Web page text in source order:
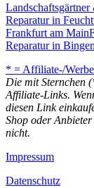
Reparatur in
Frankfurt am Main
Reparatur in
* = Affiliate-/
Die mit Sternchen
Affiliate-Links.
diesen Link
Shop oder
nicht.
Impressum
Datenschutz